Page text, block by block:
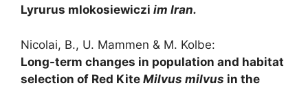
Lyrurus mlokosiewiczi im Iran.
Nicolai, B., U. Mammen & M. Kolbe:
Long-term changes in population and habitat
selection of Red Kite Milvus milvus in the